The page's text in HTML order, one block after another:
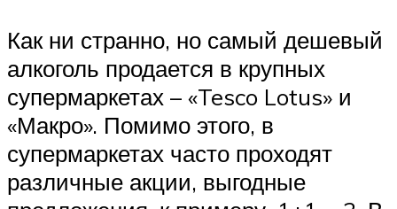
Как ни странно, но самый дешевый
алкоголь продается в крупных
супермаркетах – «Tesco Lotus» и
«Макро». Помимо этого, в
супермаркетах часто проходят
различные акции, выгодные